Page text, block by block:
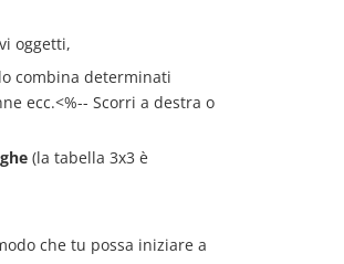
oggetti,
combina determinati
ecc.<%-- Scorri a destra o
(la tabella 3x3 è
che tu possa iniziare a